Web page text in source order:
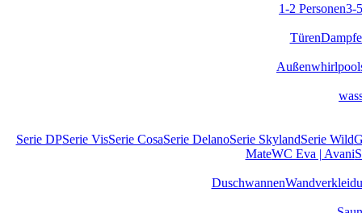
1-2 Personen3-
Türen
Serie DPSerie VisSerie CosaSerie DelanoSerie SkylandSerie Wild
MateWC Eva | Avani
Duschwannen